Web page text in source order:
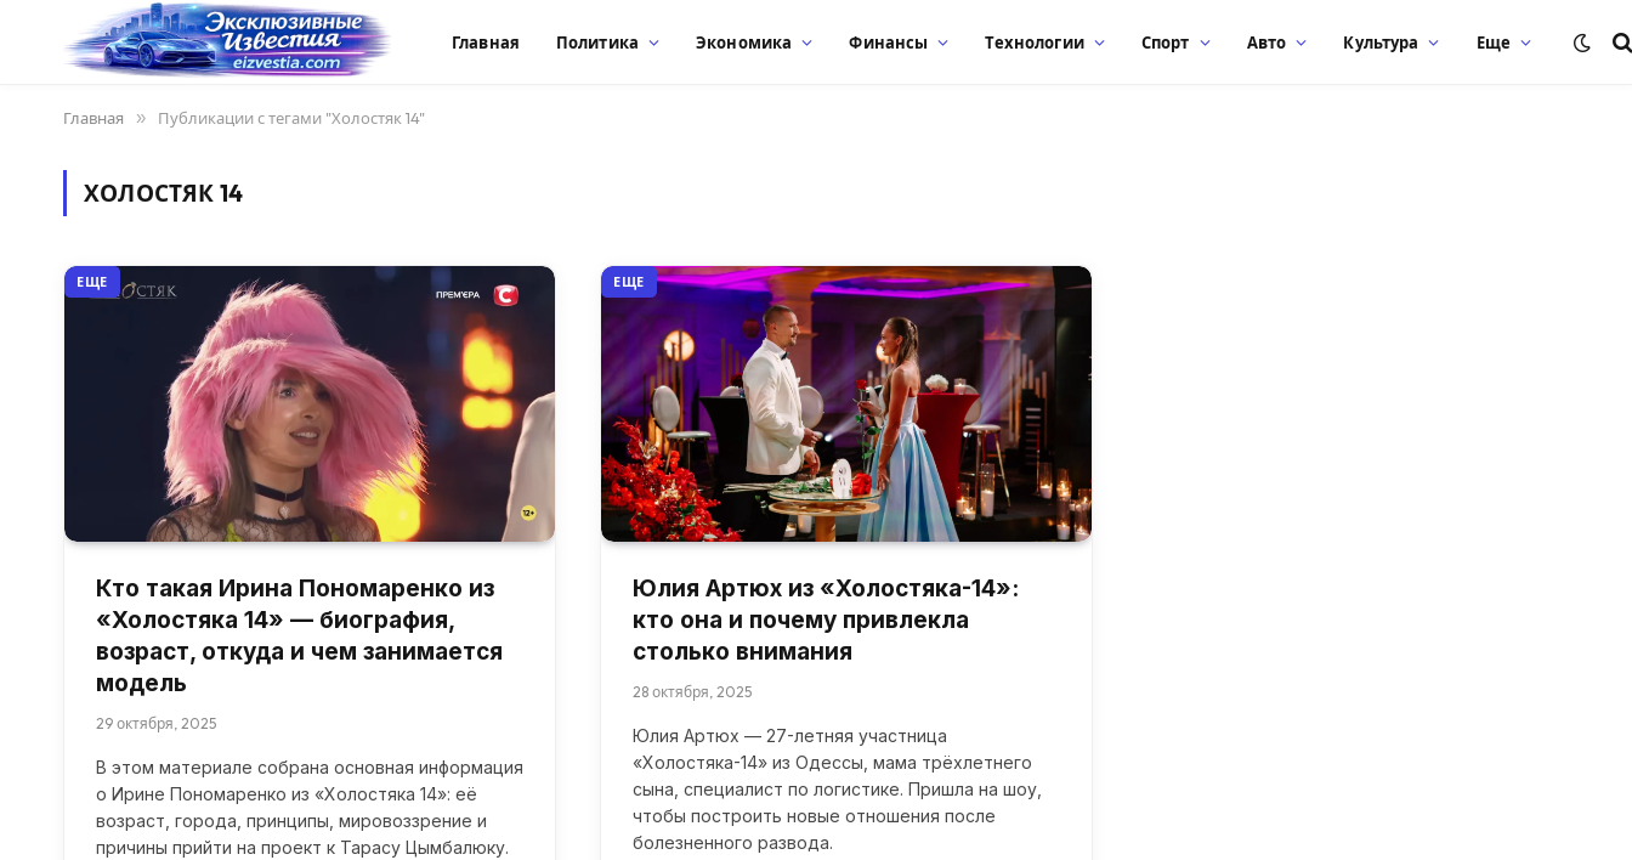
Главная Политика Экономика Финансы Технологии Спорт Авто Культура Еще
Главная » Публикации с тегами "Холостяк 14"
ХОЛОСТЯК 14
ЕЩЕ
Кто такая Ирина Пономаренко из
«Холостяка 14» — биография,
возраст, откуда и чем занимается
модель
29 октября, 2025
В этом материале собрана основная информация
о Ирине Пономаренко из «Холостяка 14»: её
возраст, города, принципы, мировоззрение и
причины прийти на проект к Тарасу Цымбалюку.
ЕЩЕ
Юлия Артюх из «Холостяка-14»:
кто она и почему привлекла
столько внимания
28 октября, 2025
Юлия Артюх — 27-летняя участница
«Холостяка-14» из Одессы, мама трёхлетнего
сына, специалист по логистике. Пришла на шоу,
чтобы построить новые отношения после
болезненного развода.